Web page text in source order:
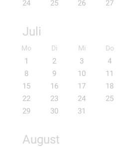
24
25 26 27
Juli
Mo Di Mi Do
1 2 3 4
8
9 10 11
15
16 17 18
22
23 24 25
29
30 31
August